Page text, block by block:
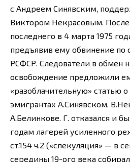
с Андреем Синявским,
Виктором Некрасовым.
последнего в 4 марта 1975
предъявив ему обвинение по
РСФСР. Следователи в обмен
освобождение предложили
«разоблачительную» статью о
эмигрантах А.Синявском,
А.Белинкове. Г. отказался и
годам лагерей усиленного
ст.154 ч.2 («спекуляция» — в
середины 19-ого века